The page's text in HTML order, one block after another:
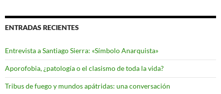
ENTRADAS RECIENTES
Entrevista a Santiago Sierra: «Símbolo Anarquista»
Aporofobia, ¿patología o el clasismo de toda la vida?
Tribus de fuego y mundos apátridas: una conversación